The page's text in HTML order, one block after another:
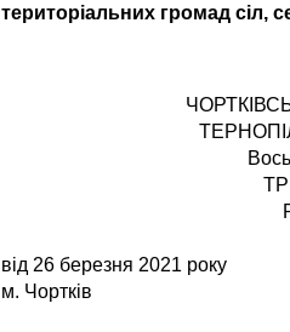
територіальних громад сіл,
від 26
м. Чортків